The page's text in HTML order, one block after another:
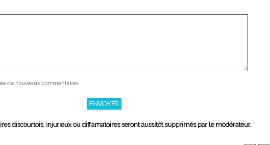
de nouveaux commentaires
discourtois, injurieux ou diffamatoires seront aussitôt supprimés par le modérateur.